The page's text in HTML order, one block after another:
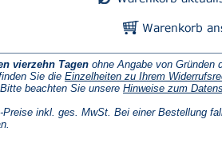
vierzehn Tagen ohne Angabe von Gründen
Sie die Einzelheiten zu Ihrem
beachten Sie unsere Hinweise zum
inkl. ges. MwSt. Bei einer Bestellung